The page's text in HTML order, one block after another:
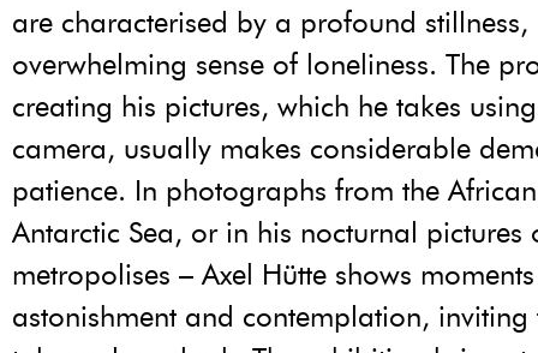
are characterised by a profound
overwhelming sense of loneliness. The
creating his pictures, which he takes
camera, usually makes considerable
patience. In photographs from the
Antarctic Sea, or in his nocturnal pictures
metropolises – Axel Hütte shows
astonishment and contemplation, inviting